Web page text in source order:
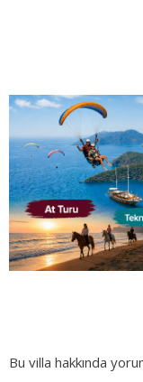
Bu villa hakkında